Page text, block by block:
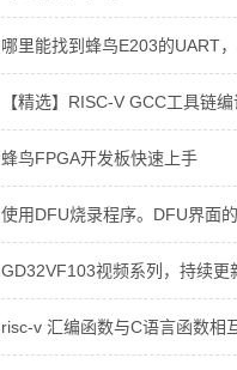
哪里能找到蜂鸟E203的UART，
【精选】RISC-V GCC工具链
蜂鸟FPGA开发板快速上手
使用DFU烧录程序。DFU界面
GD32VF103视频系列，持续更
risc-v 汇编函数与C语言函数相